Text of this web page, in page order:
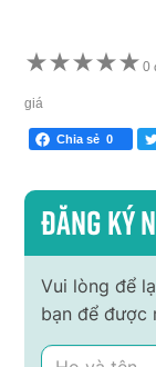
★★★★★ 0
giá
Chia sẻ 0
Đăng ký
Vui lòng để
bạn để được